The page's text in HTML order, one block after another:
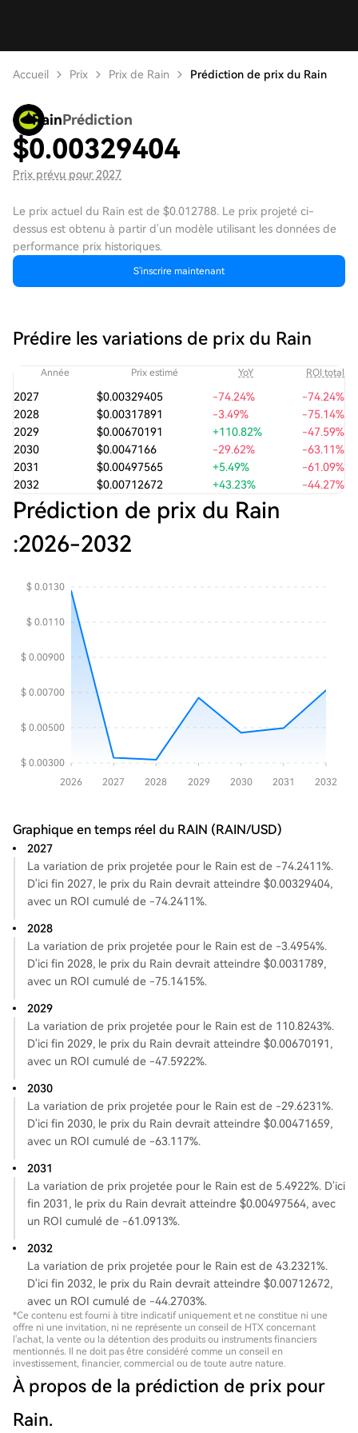
Accueil Prix Prix de Rain Prédiction de prix du Rain
RainPrédiction
$0.00329404
Prix prévu pour 2027
Le prix actuel du Rain est de $0.012788. Le prix projeté ci-
dessus est obtenu à partir d'un modèle utilisant les données de
performance prix historiques.
S'inscrire maintenant
Prédire les variations de prix du Rain
Année Prix estimé YoY ROI total
2027 $0.00329405 -74.24%
-74.24%
2028
$0.00317891 -3.49%
-75.14%
2029
$0.00670191 +110.82%
-47.59%
2030
$0.0047166 -29.62%
-63.11%
2031
$0.00497565 +5.49%
-61.09%
2032
$0.00712672 +43.23% -44.27%
Prédiction de prix du Rain
:2026-2032
Graphique en temps réel du RAIN (RAIN/USD)
2027
La variation de prix projetée pour le Rain est de -74.2411%.
D'ici fin 2027, le prix du Rain devrait atteindre $0.00329404,
avec un ROI cumulé de -74.2411%.
2028
La variation de prix projetée pour le Rain est de -3.4954%.
D'ici fin 2028, le prix du Rain devrait atteindre $0.0031789,
avec un ROI cumulé de -75.1415%.
2029
La variation de prix projetée pour le Rain est de 110.8243%.
D'ici fin 2029, le prix du Rain devrait atteindre $0.00670191,
avec un ROI cumulé de -47.5922%.
2030
La variation de prix projetée pour le Rain est de -29.6231%.
D'ici fin 2030, le prix du Rain devrait atteindre $0.00471659,
avec un ROI cumulé de -63.117%.
2031
La variation de prix projetée pour le Rain est de 5.4922%. D'ici
fin 2031, le prix du Rain devrait atteindre $0.00497564, avec
un ROI cumulé de -61.0913%.
2032
La variation de prix projetée pour le Rain est de 43.2321%.
D'ici fin 2032, le prix du Rain devrait atteindre $0.00712672,
avec un ROI cumulé de -44.2703%.
*Ce contenu est fourni à titre indicatif uniquement et ne constitue ni une
offre ni une invitation, ni ne représente un conseil de HTX concernant
l'achat, la vente ou la détention des produits ou instruments financiers
mentionnés. Il ne doit pas être considéré comme un conseil en
investissement, financier, commercial ou de toute autre nature.
À propos de la prédiction de prix pour
Rain.